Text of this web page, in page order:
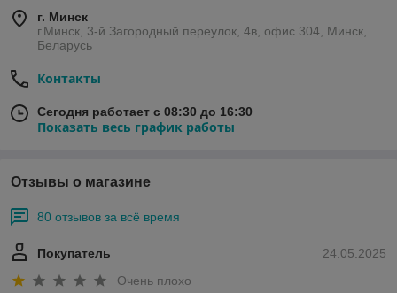
г. Минск
г.Минск, 3-й Загородный переулок, 4в, офис 304, Минск,
Беларусь
Контакты
Сегодня работает с 08:30 до 16:30
Показать весь график работы
Отзывы о магазине
80 отзывов за всё время
24.05.2025
Покупатель
Очень плохо